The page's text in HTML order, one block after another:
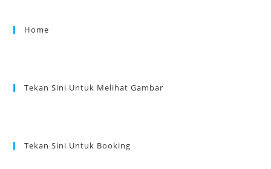
Home
Tekan Sini Untuk Melihat Gambar
Tekan Sini Untuk Booking